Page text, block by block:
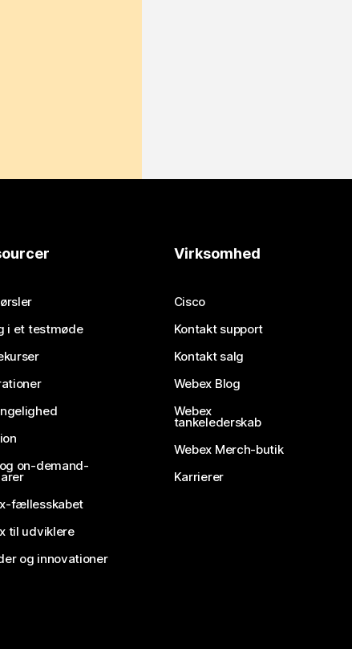
i et testmøde
on-demand-
fællesskabet
til udviklere
og innovationer
Virksomhed
Cisco
Kontakt support
Kontakt salg
Webex Blog
Webex
tankelederskab
Webex Merch-butik
Karrierer